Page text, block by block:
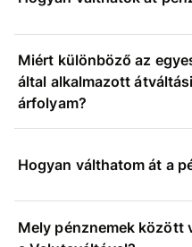
Miért különböző az
által alkalmazott átváltási
árfolyam?
Hogyan válthatom át a
Mely pénznemek között